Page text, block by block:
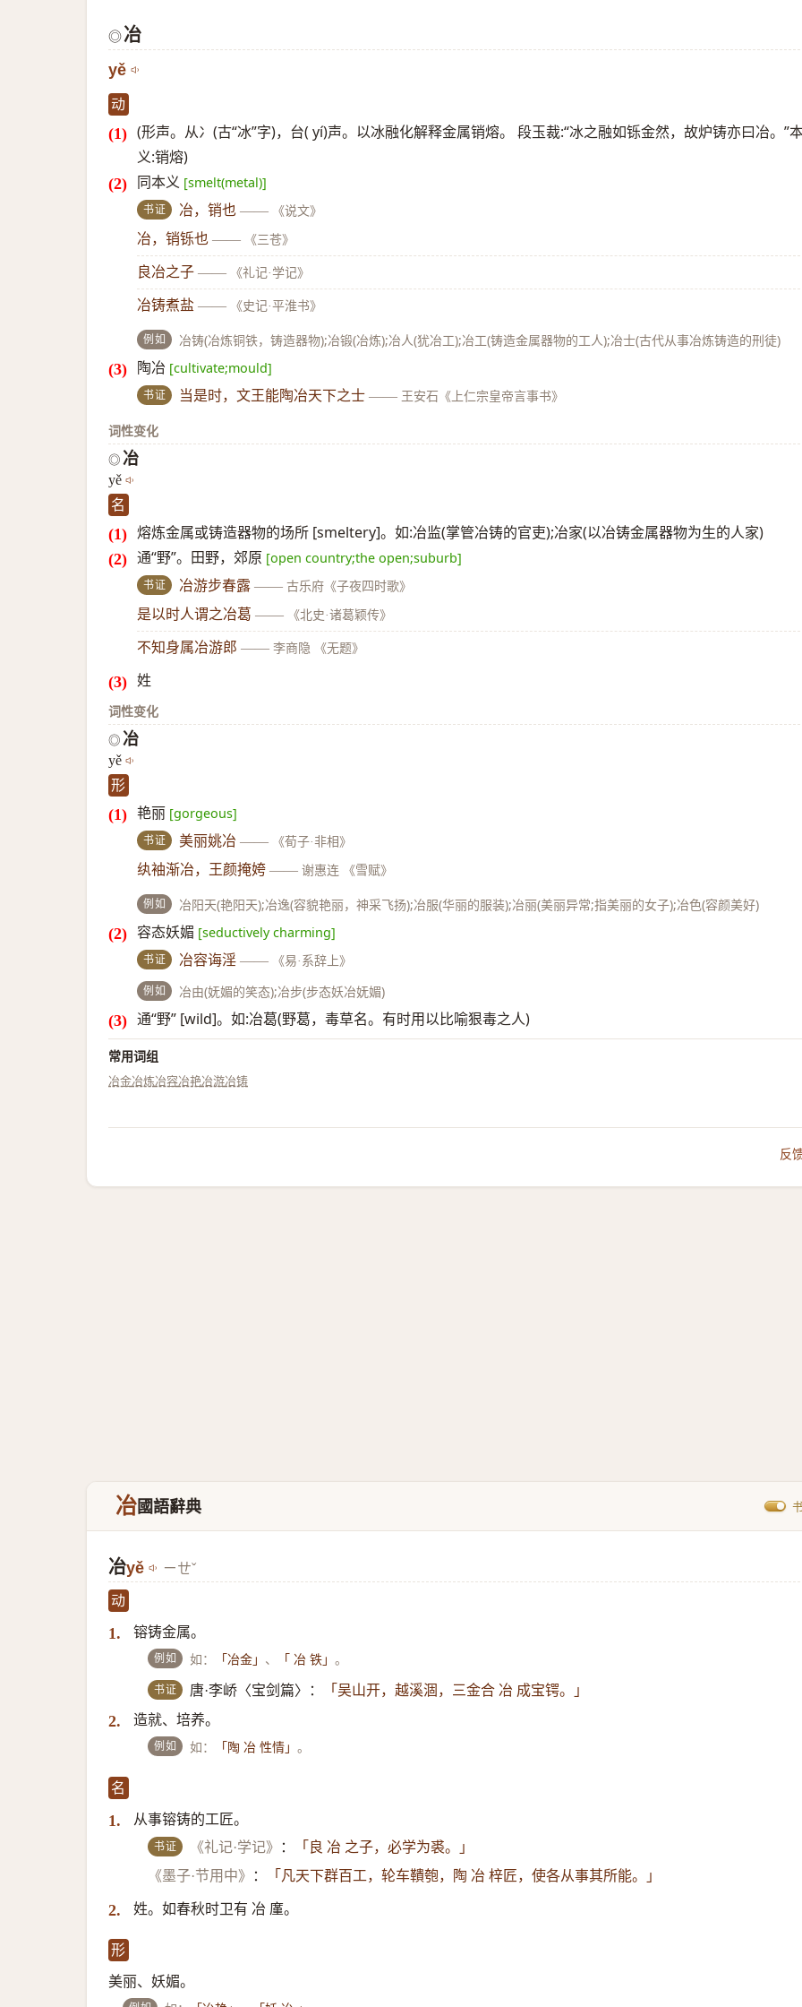
◎冶
yě
动
(形声。从冫(古“冰”字)，台( yí)声。以冰融化解释金属销熔。 段玉裁:“冰之融如铄金然，故炉铸亦曰冶。”
义:销熔)
同本义 [smelt(metal)]
书证 冶，销也 —— 《说文》
冶，销铄也 —— 《三苍》
良冶之子 —— 《礼记·学记》
冶铸煮盐 —— 《史记·平淮书》
例如 冶铸(冶炼铜铁，铸造器物);冶锻(冶炼);冶人(犹冶工);冶工(铸造金属器物的工人);冶士(古代从事冶炼铸造的刑徒)
陶冶 [cultivate;mould]
书证 当是时，文王能陶冶天下之士 —— 王安石《上仁宗皇帝言事书》
词性变化
◎ 冶
yě
名
熔炼金属或铸造器物的场所 [smeltery]。如:冶监(掌管冶铸的官吏);冶家(以冶铸金属器物为生的人家)
通“野”。田野，郊原 [open country;the open;suburb]
书证 冶游步春露 —— 古乐府《子夜四时歌》
是以时人谓之冶葛 —— 《北史·诸葛颖传》
不知身属冶游郎 —— 李商隐 《无题》
姓
词性变化
◎ 冶
yě
形
艳丽 [gorgeous]
书证 美丽姚冶 —— 《荀子·非相》
纨袖渐冶，王颜掩姱 —— 谢惠连 《雪赋》
例如 冶阳天(艳阳天);冶逸(容貌艳丽，神采飞扬);冶服(华丽的服装);冶丽(美丽异常;指美丽的女子);冶色(容颜美好)
容态妖媚 [seductively charming]
书证 冶容诲淫 —— 《易·系辞上》
例如 冶由(妩媚的笑态);冶步(步态妖冶妩媚)
通“野” [wild]。如:冶葛(野葛，毒草名。有时用以比喻狠毒之人)
常用词组
冶金冶炼冶容冶艳冶游冶铸
反
冶國語辭典
冶yě ㄧㄝˇ
动
1. 镕铸金属。
例如 如： 「冶金」 、 「 冶 铁」。
书证 唐·李峤〈宝剑篇〉： 「吴山开，越溪涸，三金合 冶 成宝锷。」
2. 造就、培养。
例如 如： 「陶 冶 性情」。
名
1. 从事镕铸的工匠。
书证 《礼记·学记》 ：
「良 冶 之子，必学为裘。」
《墨子·节用中》
： 「凡天下群百工，轮车鞼匏，陶 冶 梓匠，使各从事其所能。」
2. 姓。如春秋时卫有 冶 廑。
形
美丽、妖媚。